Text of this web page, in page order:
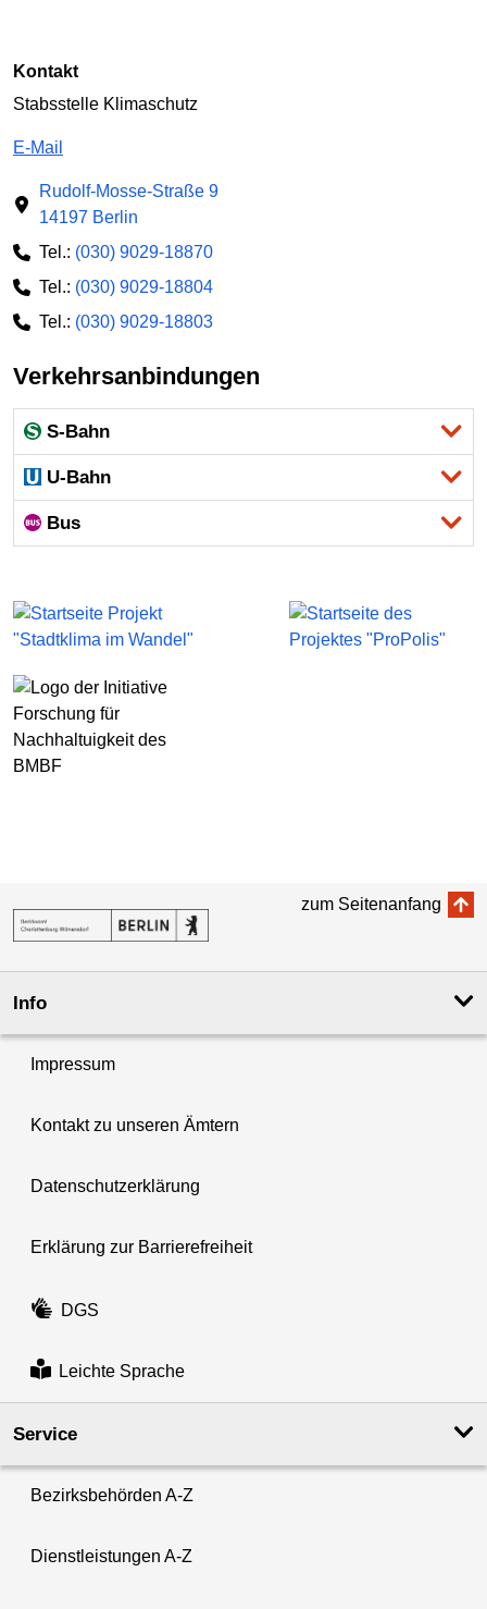
Kontakt
Stabsstelle Klimaschutz
E-Mail
Rudolf-Mosse-Straße 9
14197 Berlin
Tel.: (030) 9029-18870
Tel.: (030) 9029-18804
Tel.: (030) 9029-18803
Verkehrsanbindungen
S-Bahn
U-Bahn
Bus
zum Seitenanfang
Info
Impressum
Kontakt zu unseren Ämtern
Datenschutzerklärung
Erklärung zur Barrierefreiheit
DGS
Leichte Sprache
Service
Bezirksbehörden A-Z
Dienstleistungen A-Z